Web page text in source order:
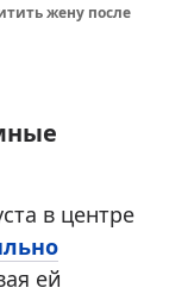
жену после
в центре
ей